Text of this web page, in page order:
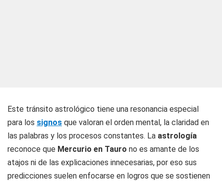
Este tránsito astrológico tiene una resonancia especial
para los signos que valoran el orden mental, la claridad en
las palabras y los procesos constantes. La astrología
reconoce que Mercurio en Tauro no es amante de los
atajos ni de las explicaciones innecesarias, por eso sus
predicciones suelen enfocarse en logros que se sostienen